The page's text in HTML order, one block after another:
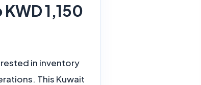
in inventory
This Kuwait